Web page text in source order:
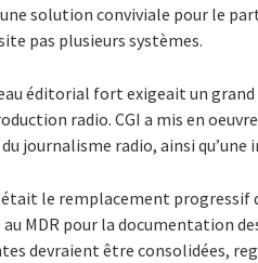
solution conviviale pour le
pas plusieurs systèmes.
éditorial fort exigeait un
radio. CGI a mis en
journalisme radio, ainsi
le remplacement
MDR pour la documentation
devraient être consolidées,